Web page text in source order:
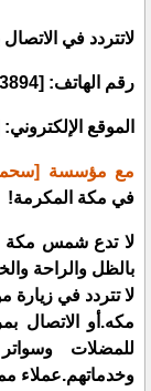
لاتتردد في
رقم الهاتف: [
الموقع الإلكتروني:
مع مؤسسة
في مكة المكرمة!
لا تدع شمس مكة
بالظل والراحة
لا تتردد في زيارة
مكه.أو الاتصال
للمضلات
وخدماتهم.عملاء